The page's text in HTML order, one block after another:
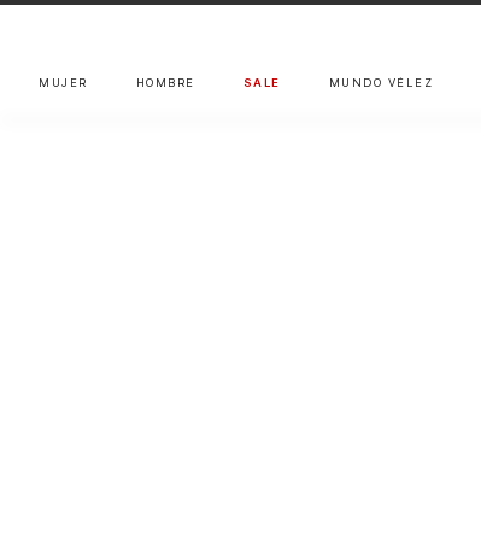
MUJER HOMBRE SALE MUNDO VÉLEZ